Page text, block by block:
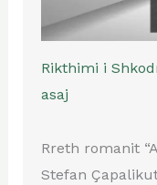
Rikthimi i
asaj
Rreth romanit
Stefan